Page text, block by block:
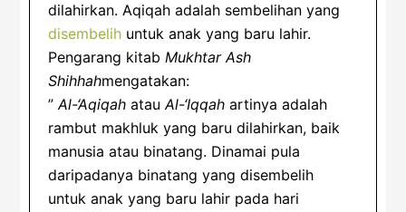
dilahirkan. Aqiqah adalah sembelihan yang
disembelih untuk anak yang baru lahir.
Pengarang kitabMukhtar Ash
Shihhahmengatakan:
”Al-‘Aqiqah atauAl-‘Iqqah artinya adalah
rambut makhluk yang baru dilahirkan, baik
manusia atau binatang. Dinamai pula
daripadanya binatang yang disembelih
untuk anak yang baru lahir pada hari